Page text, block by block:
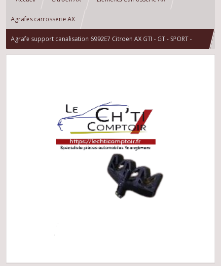
Agrafes carrosserie AX
Agrafe support canalisation 6992E7 Citroën AX GTI - GT - SPORT -